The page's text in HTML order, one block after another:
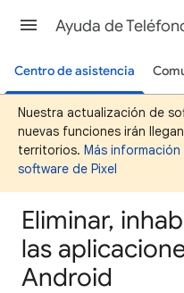
Ayuda de
Centro de asistencia
Nuestra actualización de
nuevas funciones irán
territorios. Más
software de Pixel
Eliminar,
las
Android